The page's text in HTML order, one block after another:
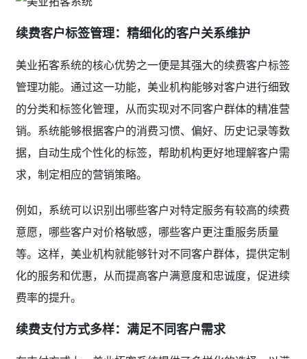
续费客户标签管理：精细化的客户关系维护
美业拓客系统的核心优势之一便是其强大的续费客户标签
管理功能。通过这一功能，美业机构能够对客户进行细致
的分类和标签化管理，从而实现对不同客户群体的精准营
销。系统能够根据客户的消费习惯、偏好、历史记录等数
据，自动生成个性化的标签，帮助机构更好地理解客户需
求，制定相应的营销策略。
例如，系统可以识别出哪些客户对特定服务有较高的续费
意愿，哪些客户对价格敏感，哪些客户更注重服务质量
等。这样，美业机构就能够针对不同客户群体，提供定制
化的服务和优惠，从而提高客户满意度和忠诚度，促进续
费率的提升。
续费支付方式多样：满足不同客户需求